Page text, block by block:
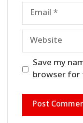
Email
Website
Save my
browser for